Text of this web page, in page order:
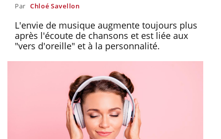
Par Chloé Savellon
L'envie de musique augmente toujours plus
après l'écoute de chansons et est liée aux
"vers d'oreille" et à la personnalité.